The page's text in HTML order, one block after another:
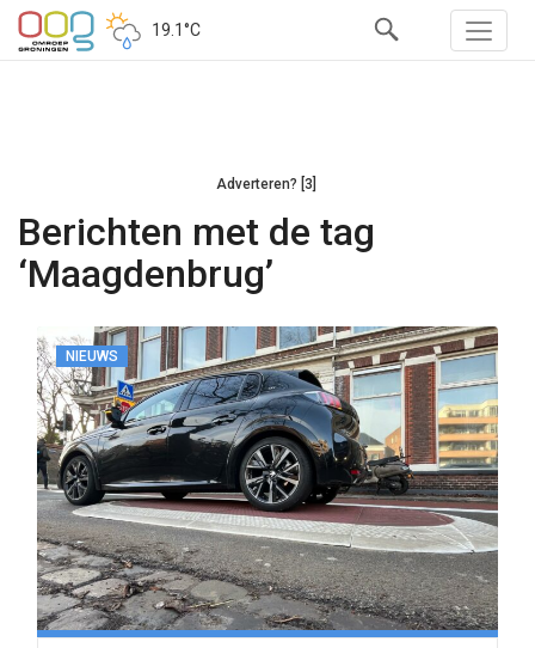
19.1°C
Adverteren? [3]
Berichten met de tag
‘Maagdenbrug’
NIEUWS